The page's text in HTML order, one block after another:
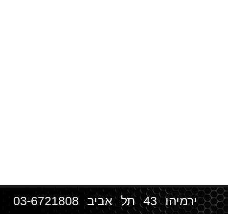
ירמיהו 43 תל אביב 03-6721808